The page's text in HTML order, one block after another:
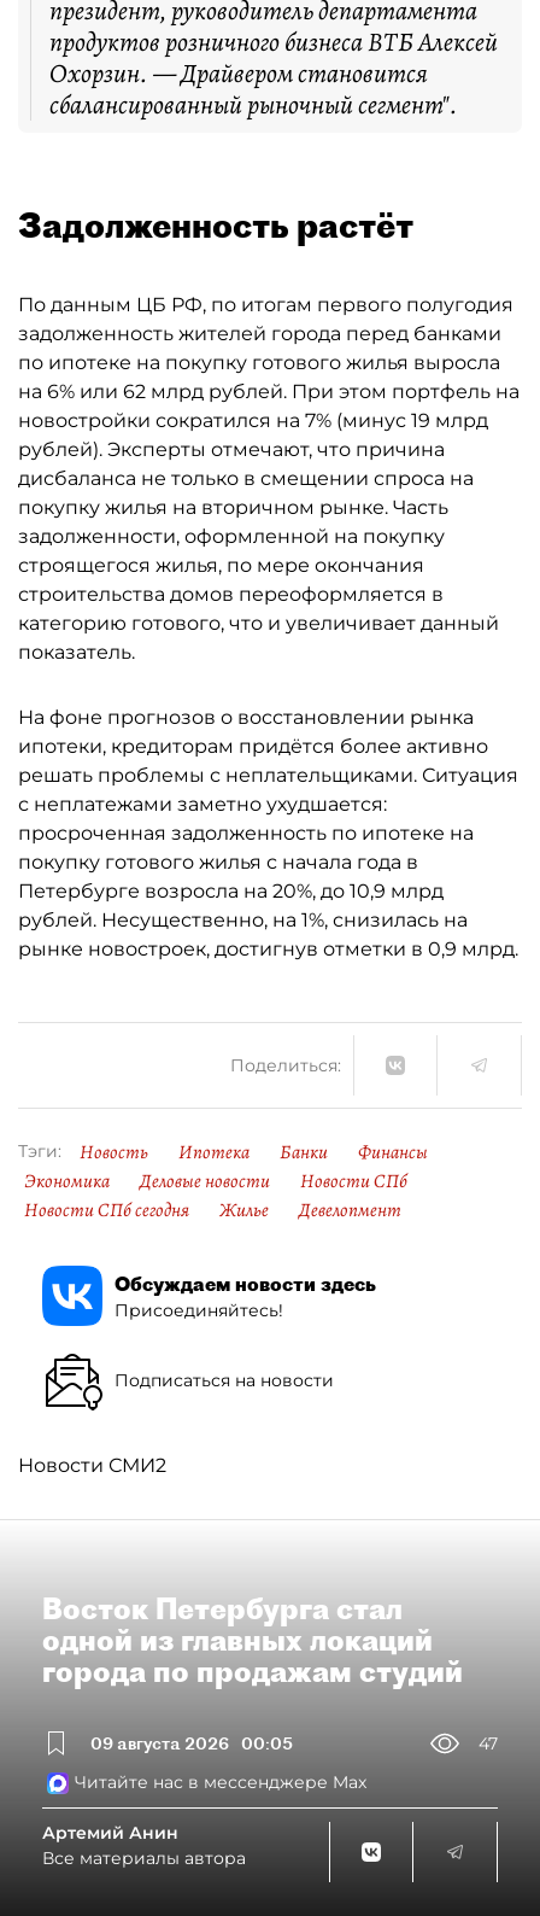
президент, руководитель департамента
продуктов розничного бизнеса ВТБ Алексей
Охорзин. — Драйвером становится
сбалансированный рыночный сегмент".
Задолженность растёт
По данным ЦБ РФ, по итогам первого полугодия
задолженность жителей города перед банками
по ипотеке на покупку готового жилья выросла
на 6% или 62 млрд рублей. При этом портфель на
новостройки сократился на 7% (минус 19 млрд
рублей). Эксперты отмечают, что причина
дисбаланса не только в смещении спроса на
покупку жилья на вторичном рынке. Часть
задолженности, оформленной на покупку
строящегося жилья, по мере окончания
строительства домов переоформляется в
категорию готового, что и увеличивает данный
показатель.
На фоне прогнозов о восстановлении рынка
ипотеки, кредиторам придётся более активно
решать проблемы с неплательщиками. Ситуация
с неплатежами заметно ухудшается:
просроченная задолженность по ипотеке на
покупку готового жилья с начала года в
Петербурге возросла на 20%, до 10,9 млрд
рублей. Несущественно, на 1%, снизилась на
рынке новостроек, достигнув отметки в 0,9 млрд.
Поделиться:
Тэги: Новость Ипотека Банки
Финансы
Экономика
Деловые новости
Новости СПб
Новости СПб сегодня
Жилье Девелопмент
Обсуждаем новости здесь
Присоединяйтесь!
Подписаться на новости
Новости СМИ2
Восток Петербурга стал
одной из главных локаций
города по продажам студий
09 августа 2026 00:05
47
Читайте нас в мессенджере Max
Артемий Анин
Все материалы автора